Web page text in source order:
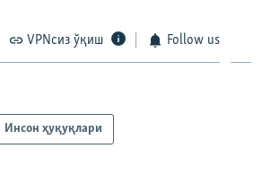
VPNсиз ўқиш Follow us
Инсон ҳуқуқлари